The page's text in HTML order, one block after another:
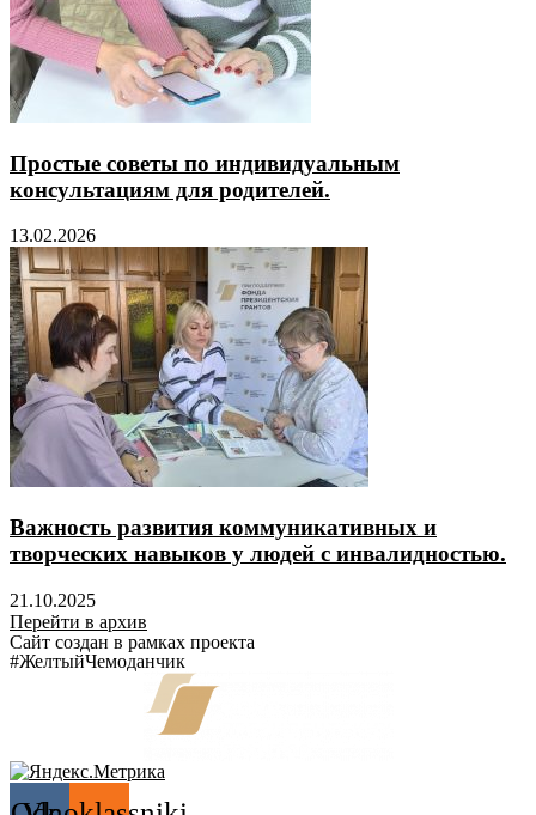
Простые советы по индивидуальным
консультациям для родителей.
13.02.2026
Важность развития коммуникативных и
творческих навыков у людей с инвалидностью.
21.10.2025
Перейти в архив
Сайт создан в рамках проекта
#ЖелтыйЧемоданчик